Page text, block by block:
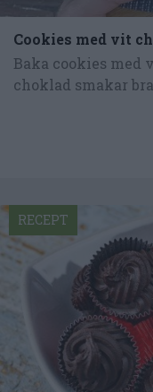
Cookies med vit
Baka cookies med
choklad smakar
RECEPT